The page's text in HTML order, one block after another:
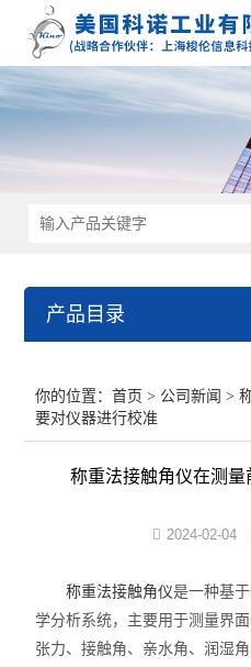
产品目录
表面张力仪
界面张力仪
界面弹性系数仪
表面清洁度分析仪
你的位置：首页 > 公司新闻 >
要对仪器进行校准
称重法接触角仪在测
2024-02-04
称重法接触角仪是一种基
学分析系统，主要用于测量界
张力、接触角、亲水角、润湿